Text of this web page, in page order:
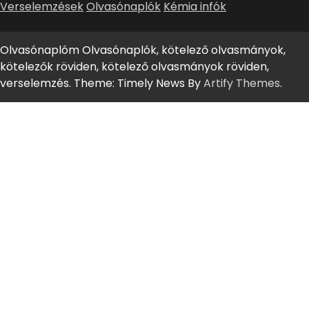
VerselemzésekOlvasónaplók Kémia infók
Olvasónaplóm Olvasónaplók, kötelező olvasmányok,
kötelezők röviden, kötelező olvasmányok röviden,
verselemzés. Theme: Timely News ByArtify Themes.